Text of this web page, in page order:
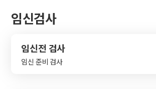
임신검사
임신전 검사
임신 준비 검사